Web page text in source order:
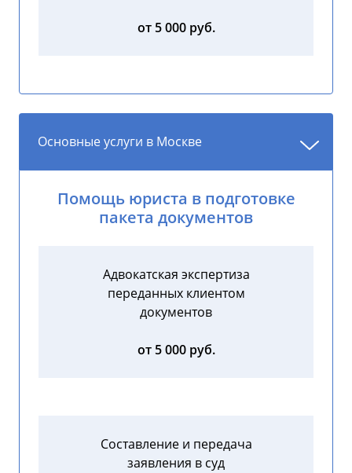
от 5 000 руб.
Основные услуги в Москве
Помощь юриста в подготовке
пакета документов
Адвокатская экспертиза
переданных клиентом
документов
от 5 000 руб.
Составление и передача
заявления в суд